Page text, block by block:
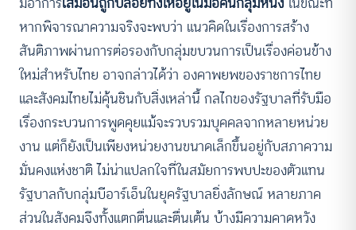
หากพิจารณาความจริงจะพบว่า แนวคิดในเรื่องการสร้าง
สันติภาพผ่านการต่อรองกับกลุ่มขบวนการเป็นเรื่องค่อนข้าง
ใหม่สำหรับไทย อาจกล่าวได้ว่า องคาพยพของราชการไทย
และสังคมไทยไม่คุ้นชินกับสิ่งเหล่านี้ กลไกของรัฐบาลที่รับมือ
เรื่องกระบวนการพูดคุยแม้จะรวบรวมบุคคลจากหลายหน่วย
งาน แต่ก็ยังเป็นเพียงหน่วยงานขนาดเล็กขึ้นอยู่กับสภาความ
มั่นคงแห่งชาติ ไม่น่าแปลกใจที่ในสมัยการพบปะของตัวแทน
รัฐบาลกับกลุ่มบีอาร์เอ็นในยุครัฐบาลยิ่งลักษณ์ หลายภาค
ส่วนในสังคมจึงทั้งแตกตื่นและตื่นเต้น บ้างมีความคาดหวัง